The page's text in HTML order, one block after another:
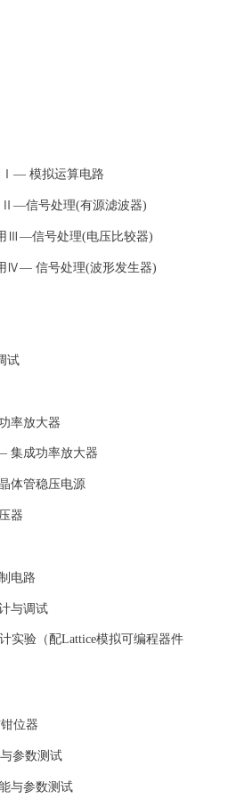
Ⅰ— 模拟运算电路
Ⅱ—信号处理(有源滤波器)
Ⅲ—信号处理(电压比较器)
Ⅳ— 信号处理(波形发生器)
试
率放大器
集成功率放大器
体管稳压电源
器
电路
与调试
实验（配Lattice模拟可编程器件
位器
参数测试
与参数测试